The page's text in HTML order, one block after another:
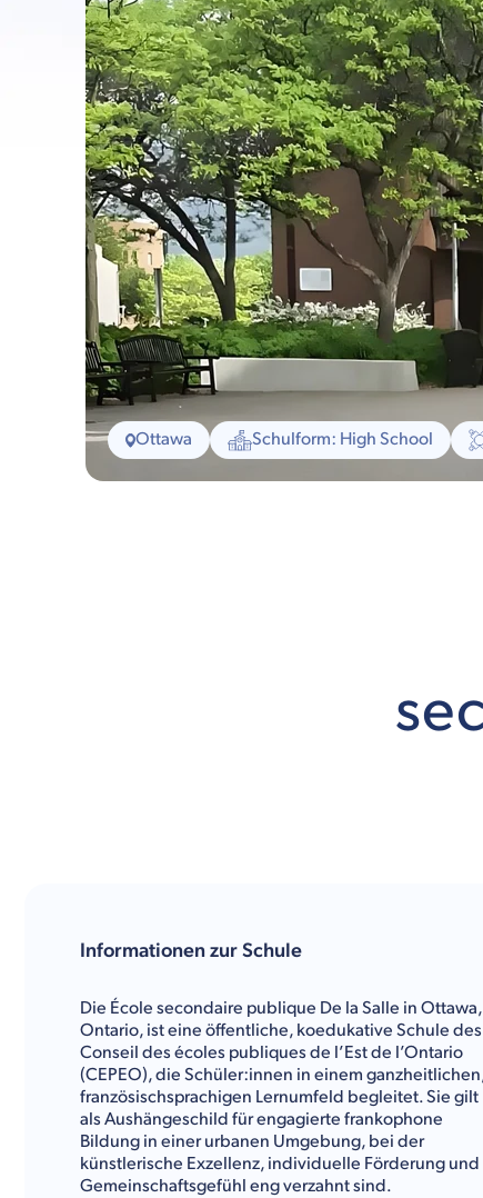
Ottawa Schulform: High School
Informationen zur Schule
Die École secondaire publique De la Salle in Ottawa,
Ontario, ist eine öffentliche, koedukative Schule des
Conseil des écoles publiques de l’Est de l’Ontario
(CEPEO), die Schüler:innen in einem
französischsprachigen Lernumfeld begleitet. Sie gilt
als Aushängeschild für engagierte frankophone
Bildung in einer urbanen Umgebung, bei der
künstlerische Exzellenz, individuelle Förderung und
Gemeinschaftsgefühl eng verzahnt sind.